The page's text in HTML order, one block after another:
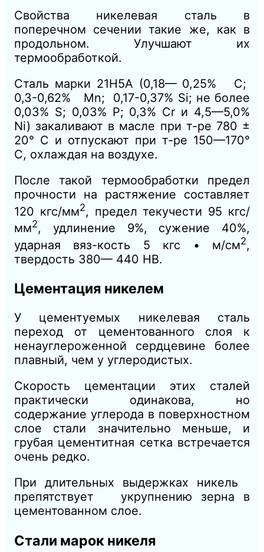
Свойства никелевая сталь в
поперечном сечении такие же, как в
продольном. Улучшают их
термообработкой.
Сталь марки 21H5A (0,18— 0,25% С;
0,3-0,62% Мn; 0,17-0,37% Si; не более
0,03% S; 0,03% Р; 0,3% Сr и 4,5—5,0%
Ni) закаливают в масле при т-ре 780 ±
20° С и отпускают при т-ре 150—170°
С, охлаждая на воздухе.
После такой термообработки предел
прочности на растяжение составляет
120 кгс/мм2, предел текучести 95 кгс/
мм2, удлинение 9%, сужение 40%,
ударная вяз-кость 5 кгс • м/см2,
твердость 380— 440 НВ.
Цементация никелем
У цементуемых никелевая сталь
переход от цементованного слоя к
ненауглероженной сердцевине более
плавный, чем у углеродистых.
Скорость цементации этих сталей
практически одинакова, но
содержание углерода в поверхностном
слое стали значительно меньше, и
грубая цементитная сетка встречается
очень редко.
При длительных выдержках никель
препятствует укрупнению зерна в
цементованном слое.
Стали марок никеля